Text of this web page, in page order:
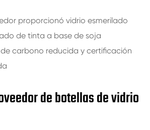
proporcionó vidrio esmerilado
de tinta a base de soja
carbono reducida y certificación
de botellas de vidrio